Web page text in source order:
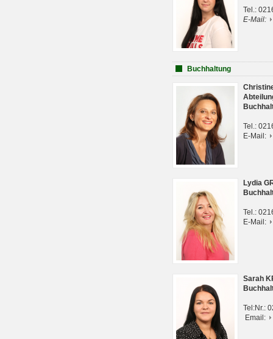
Tel.:
E-Mail:
Buchhaltung
Tel.:
E-Mail:
Lydia
Tel.:
E-Mail:
Sarah
Tel:Nr.:
Email: